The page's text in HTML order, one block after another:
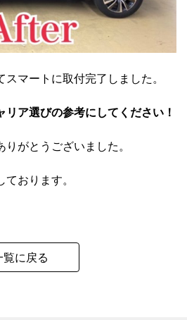
マートに取付完了しました。
ア選びの参考にしてください！
がとうございました。
おります。
に戻る